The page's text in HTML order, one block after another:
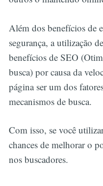
Além dos benefícios de
segurança, a utilização
benefícios de SEO
busca) por causa da
página ser um dos
mecanismos de busca.
Com isso, se você
chances de melhorar o
nos buscadores.